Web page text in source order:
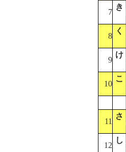
7
き
8
く
9
け
10
こ
11
さ
12
し